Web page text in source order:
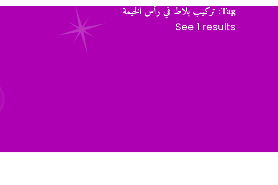
Tag: تركيب بلاط في رأس الخيمة
See 1 results